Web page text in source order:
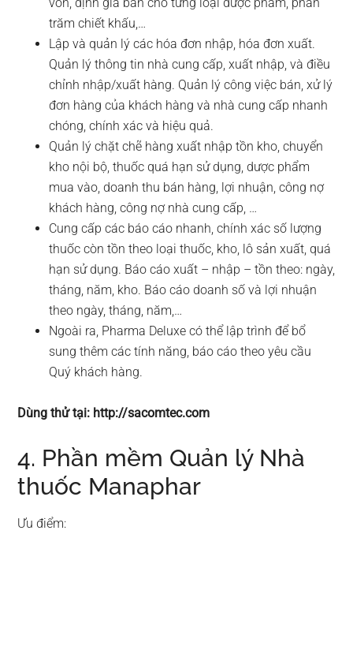
trăm chiết khấu,…
Lập và quản lý các hóa đơn nhập, hóa đơn xuất.
Quản lý thông tin nhà cung cấp, xuất nhập, và điều
chỉnh nhập/xuất hàng. Quản lý công việc bán, xử lý
đơn hàng của khách hàng và nhà cung cấp nhanh
chóng, chính xác và hiệu quả.
Quản lý chặt chẽ hàng xuất nhập tồn kho, chuyển
kho nội bộ, thuốc quá hạn sử dụng, dược phẩm
mua vào, doanh thu bán hàng, lợi nhuận, công nợ
khách hàng, công nợ nhà cung cấp, …
Cung cấp các báo cáo nhanh, chính xác số lượng
thuốc còn tồn theo loại thuốc, kho, lô sản xuất, quá
hạn sử dụng. Báo cáo xuất – nhập – tồn theo: ngày,
tháng, năm, kho. Báo cáo doanh số và lợi nhuận
theo ngày, tháng, năm,…
Ngoài ra, Pharma Deluxe có thể lập trình để bổ
sung thêm các tính năng, báo cáo theo yêu cầu
Quý khách hàng.
Dùng thử tại: http://sacomtec.com
4. Phần mềm Quản lý Nhà
thuốc Manaphar
Ưu điểm: